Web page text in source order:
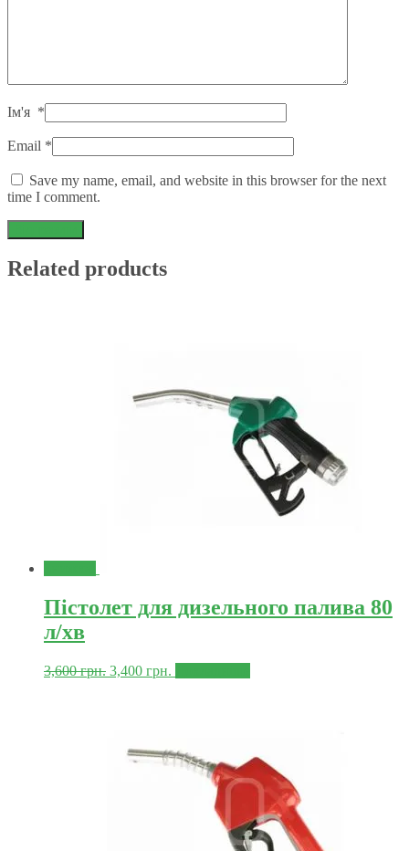
Ім'я *
Email *
Save my name, email, and website in this browser for the next
time I comment.
Related products
Пістолет для дизельного палива 80
л/хв
3,600грн. 3,400 грн.